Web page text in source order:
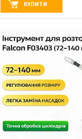
КУПИТИ